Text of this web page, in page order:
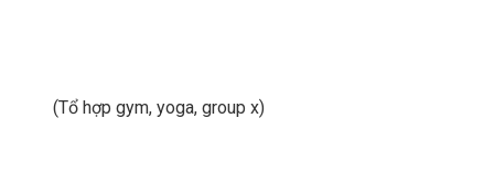
(Tổ hợp gym, yoga, group x)